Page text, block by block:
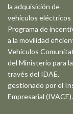
la adquisición de
vehículos eléctricos
Programa de
a la movilidad
Vehículos
del Ministerio para
través del IDAE,
gestionado por el
Empresarial (IVACE).